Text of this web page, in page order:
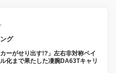
グ
カーがせり出す!?」左右非対称ペイ
化まで果たした凄腕DA63Tキャリ